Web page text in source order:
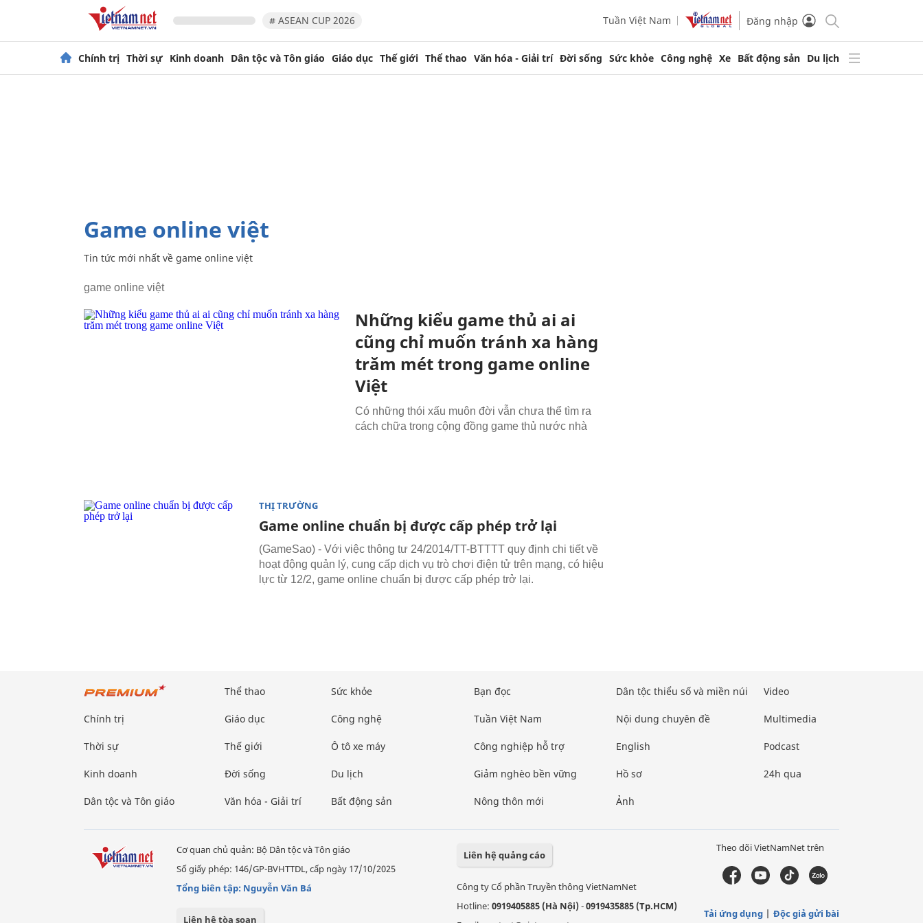
# ASEAN CUP 2026 Tuần Việt Nam Đăng nhập
Chính trị Thời sự Kinh doanh Dân tộc và Tôn giáo Giáo dục Thế giới Thể thao Văn hóa - Giải trí Đời sống Sức khỏe Công nghệ Xe Bất động sản Du lịch
game online việt
Tin tức mới nhất về game online việt
game online việt
Những kiểu game thủ ai ai
cũng chỉ muốn tránh xa hàng
trăm mét trong game online
Việt
Có những thói xấu muôn đời vẫn chưa thể tìm ra
cách chữa trong cộng đồng game thủ nước nhà
THỊ TRƯỜNG
Game online chuẩn bị được cấp phép trở lại
(GameSao) - Với việc thông tư 24/2014/TT-BTTTT quy định chi tiết về
hoạt động quản lý, cung cấp dịch vụ trò chơi điện tử trên mạng, có hiệu
lực từ 12/2, game online chuẩn bị được cấp phép trở lại.
Chính trị
Thời sự
Kinh doanh
Dân tộc và Tôn giáo
Thể thao
Giáo dục
Thế giới
Đời sống
Văn hóa - Giải trí
Sức khỏe
Công nghệ
Ô tô xe máy
Du lịch
Bất động sản
Bạn đọc
Tuần Việt Nam
Công nghiệp hỗ trợ
Giảm nghèo bền vững
Nông thôn mới
Dân tộc thiểu số và miền núi
Nội dung chuyên đề
English
Hồ sơ
Ảnh
Video
Multimedia
Podcast
24h qua
Cơ quan chủ quản: Bộ Dân tộc và Tôn giáo
Số giấy phép: 146/GP-BVHTTDL, cấp ngày 17/10/2025
Tổng biên tập: Nguyễn Văn Bá
Liên hệ tòa soạn
Liên hệ quảng cáo
Công ty Cổ phần Truyền thông VietNamNet
Hotline: 0919405885 (Hà Nội)-0919435885 (Tp.HCM)
Theo dõi VietNamNet trên
Tải ứng dụng Độc giả gửi bài